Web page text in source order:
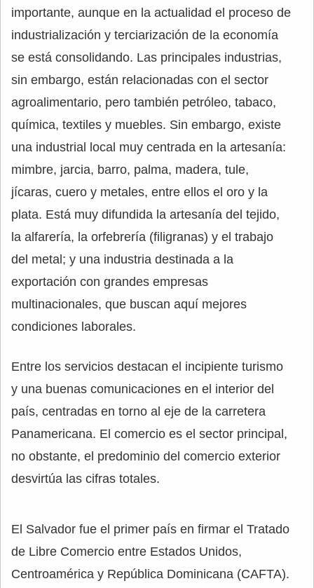
importante, aunque en la actualidad el proceso de
industrialización y terciarización de la economía
se está consolidando. Las principales industrias,
sin embargo, están relacionadas con el sector
agroalimentario, pero también petróleo, tabaco,
química, textiles y muebles. Sin embargo, existe
una industrial local muy centrada en la artesanía:
mimbre, jarcia, barro, palma, madera, tule,
jícaras, cuero y metales, entre ellos el oro y la
plata. Está muy difundida la artesanía del tejido,
la alfarería, la orfebrería (filigranas) y el trabajo
del metal; y una industria destinada a la
exportación con grandes empresas
multinacionales, que buscan aquí mejores
condiciones laborales.
Entre los servicios destacan el incipiente turismo
y una buenas comunicaciones en el interior del
país, centradas en torno al eje de la carretera
Panamericana. El comercio es el sector principal,
no obstante, el predominio del comercio exterior
desvirtúa las cifras totales.
El Salvador fue el primer país en firmar el Tratado
de Libre Comercio entre Estados Unidos,
Centroamérica y República Dominicana (CAFTA).